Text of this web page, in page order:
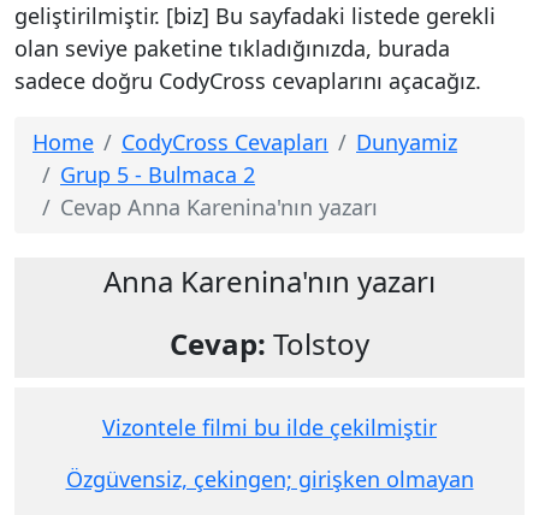
geliştirilmiştir. [biz] Bu sayfadaki listede gerekli
olan seviye paketine tıkladığınızda, burada
sadece doğru CodyCross cevaplarını açacağız.
Home CodyCross Cevapları
Dunyamiz
Grup 5 - Bulmaca 2
Cevap Anna Karenina'nın yazarı
Anna Karenina'nın yazarı
Cevap: Tolstoy
Vizontele filmi bu ilde çekilmiştir
Özgüvensiz, çekingen; girişken olmayan